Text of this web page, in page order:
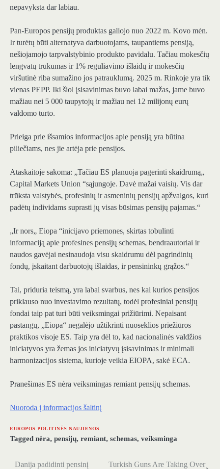
nepavyksta dar labiau.
Pan-Europos pensijų produktas galiojo nuo 2022 m. Kovo mėn.
Ir turėtų būti alternatyva darbuotojams, taupantiems pensiją,
nešiojamojo tarpvalstybinio produkto pavidalu. Tačiau mokesčių
lengvatų trūkumas ir 1% reguliavimo išlaidų ir mokesčių
viršutinė riba sumažino jos patrauklumą. 2025 m. Rinkoje yra tik
vienas PEPP. Iki šiol įsisavinimas buvo labai mažas, jame buvo
mažiau nei 5 000 taupytojų ir mažiau nei 12 milijonų eurų
valdomo turto.
Prieiga prie išsamios informacijos apie pensiją yra būtina
piliečiams, nes jie artėja prie pensijos.
Ataskaitoje sakoma: „Tačiau ES planuoja pagerinti skaidrumą„
Capital Markets Union “sąjungoje. Davė mažai vaisių. Vis dar
trūksta valstybės, profesinių ir asmeninių pensijų apžvalgos, kuri
padėtų individams suprasti jų visas būsimas pensijų pajamas.“
„Ir nors„ Eiopa “inicijavo priemones, skirtas tobulinti
informaciją apie profesines pensijų schemas, bendraautoriai ir
naudos gavėjai nesinaudoja visu skaidrumu dėl pagrindinių
fondų, įskaitant darbuotojų išlaidas, ir pensininkų grąžos.“
Tai, priduria teismą, yra labai svarbus, nes kai kurios pensijos
priklauso nuo investavimo rezultatų, todėl profesiniai pensijų
fondai taip pat turi būti veiksmingai prižiūrimi. Nepaisant
pastangų, „Eiopa“ negalėjo užtikrinti nuoseklios priežiūros
praktikos visoje ES. Taip yra dėl to, kad nacionalinės valdžios
iniciatyvos yra žemas jos iniciatyvų įsisavinimas ir minimali
harmonizacijos sistema, kurioje veikia EIOPA, sakė ECA.
Pranešimas ES nėra veiksmingas remiant pensijų schemas.
Nuoroda į informacijos šaltinį
EUROPOS POLITINĖS NAUJIENOS
Tagged nėra, pensijų, remiant, schemas, veiksminga
Danija padidinti pensinį Turkish Guns Are Taking Over